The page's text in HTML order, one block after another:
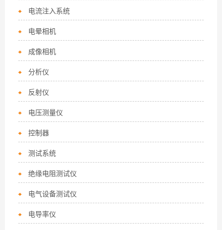
电流注入系统
电晕相机
成像相机
分析仪
反射仪
电压测量仪
控制器
测试系统
绝缘电阻测试仪
电气设备测试仪
电导率仪